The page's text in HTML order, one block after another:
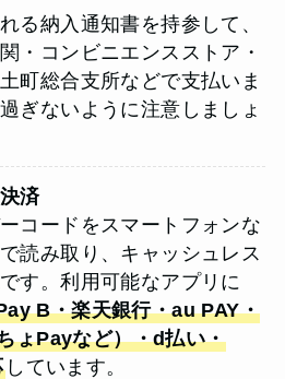
る納入通知書を持参して、
・コンビニエンスストア・
町総合支所などで支払いま
ぎないように注意しましょ
済
コードをスマートフォンな
読み取り、キャッシュレス
す。利用可能なアプリに
B・楽天銀行・au PAY・
ょPayなど）・d払い・
しています。